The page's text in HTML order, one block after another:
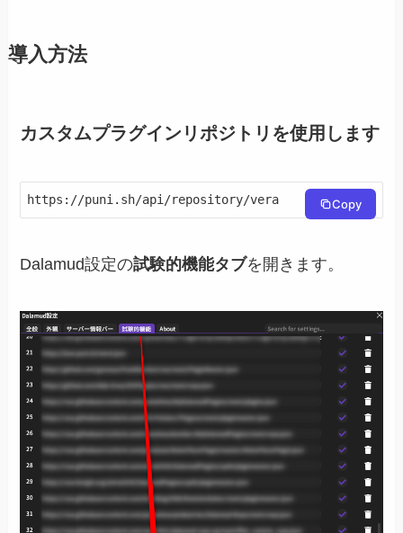
導入方法
カスタムプラグインリポジトリを使用します
https://puni.sh/api/repository/vera Copy
Dalamud設定の試験的機能タブを開きます。